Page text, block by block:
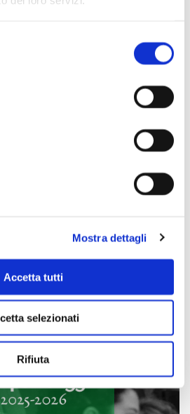
Mostra dettagli
Accetta tutti
selezionati
Rifiuta